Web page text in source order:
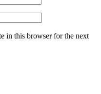
in this browser for the next